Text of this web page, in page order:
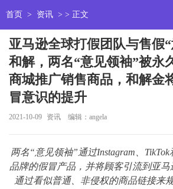
首页 > 资讯 > > 正文
亚马逊全球打假团队与售假
和解，两名“意见领袖”被永
商城推广销售商品，和解金
冒意识的提升
2021-10-09 资讯 编辑：angela
两名“意见领袖”通过Instagram、TikTok
品牌的假冒产品，并将顾客引流到亚马
通过看似普通、非侵权的商品链接来